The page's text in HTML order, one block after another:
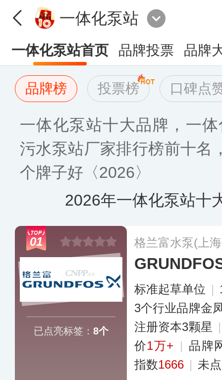
一体化泵站
一体化泵站首页 品牌投票 品牌
品牌榜 投票榜 口碑点
一体化泵站十大品牌，一
污水泵站厂家排行榜前十名
个牌子好〈2026〉
2026年一体化泵站十
01
已点亮标签： 8个
格兰富水泵(上
标准起草单位 |
3个行业品牌金
注册资本3颗星
价1万+ | 品牌
指数1666 | 未